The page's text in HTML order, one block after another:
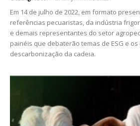
Em 14 de julho de 2022, em formato
referências pecuaristas, da indústria
e demais representantes do setor
painéis que debaterão temas de ESG e
descarbonização da cadeia.